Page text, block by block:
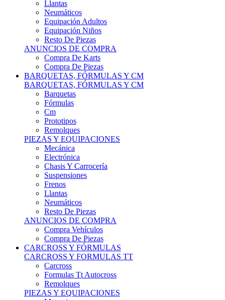
Llantas
Neumáticos
Equipación Adultos
Equipación Niños
Resto De Piezas
ANUNCIOS DE COMPRA
Compra De Karts
Compra De Piezas
BARQUETAS, FÓRMULAS Y CM
BARQUETAS, FÓRMULAS Y CM
Barquetas
Fórmulas
Cm
Prototipos
Remolques
PIEZAS Y EQUIPACIONES
Mecánica
Electrónica
Chasis Y Carrocería
Suspensiones
Frenos
Llantas
Neumáticos
Resto De Piezas
ANUNCIOS DE COMPRA
Compra Vehículos
Compra De Piezas
CARCROSS Y FÓRMULAS
CARCROSS Y FORMULAS TT
Carcross
Formulas Tt Autocross
Remolques
PIEZAS Y EQUIPACIONES